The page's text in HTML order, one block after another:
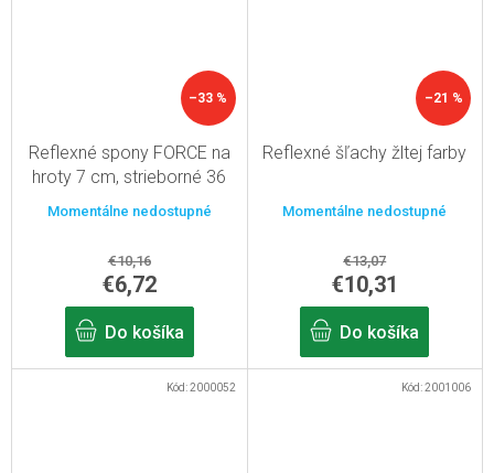
–33 %
Reflexné spony FORCE na
hroty 7 cm, strieborné 36
Momentálne nedostupné
€10,16
€6,72
Do košíka
–21 %
Reflexné šľachy žltej farby
Momentálne nedostupné
€13,07
€10,31
Do košíka
Kód:2000052 Kód:2001006